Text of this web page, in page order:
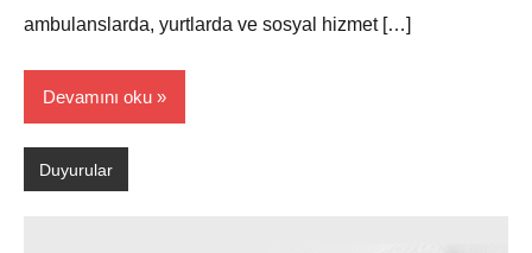
ambulanslarda, yurtlarda ve sosyal hizmet […]
Devamını oku
Duyurular